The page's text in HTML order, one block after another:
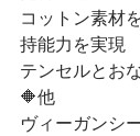
コットン素材
持能力を実現
テンセルとお
🔶他
ヴィーガンシ